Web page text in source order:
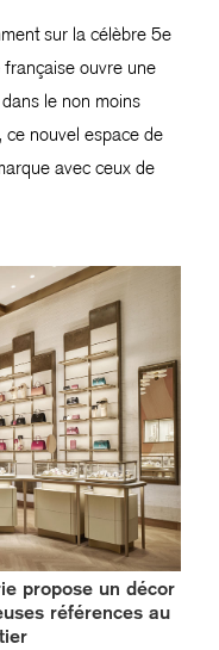
sur la célèbre 5e
ouvre une
le non moins
nouvel espace de
avec ceux de
propose un décor
références au